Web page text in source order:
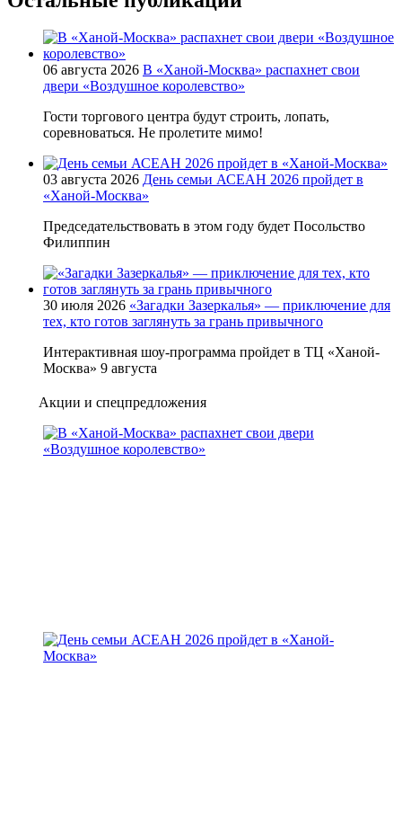
06 августа 2026 В «Ханой-Москва» распахнет свои
двери «Воздушное королевство»
Гости торгового центра будут строить, лопать,
соревноваться. Не пролетите мимо!
03 августа 2026 День семьи АСЕАН 2026 пройдет в
«Ханой-Москва»
Председательствовать в этом году будет Посольство
Филиппин
30 июля 2026 «Загадки Зазеркалья» — приключение для
тех, кто готов заглянуть за грань привычного
Интерактивная шоу-программа пройдет в ТЦ «Ханой-
Москва» 9 августа
Акции и спецпредложения